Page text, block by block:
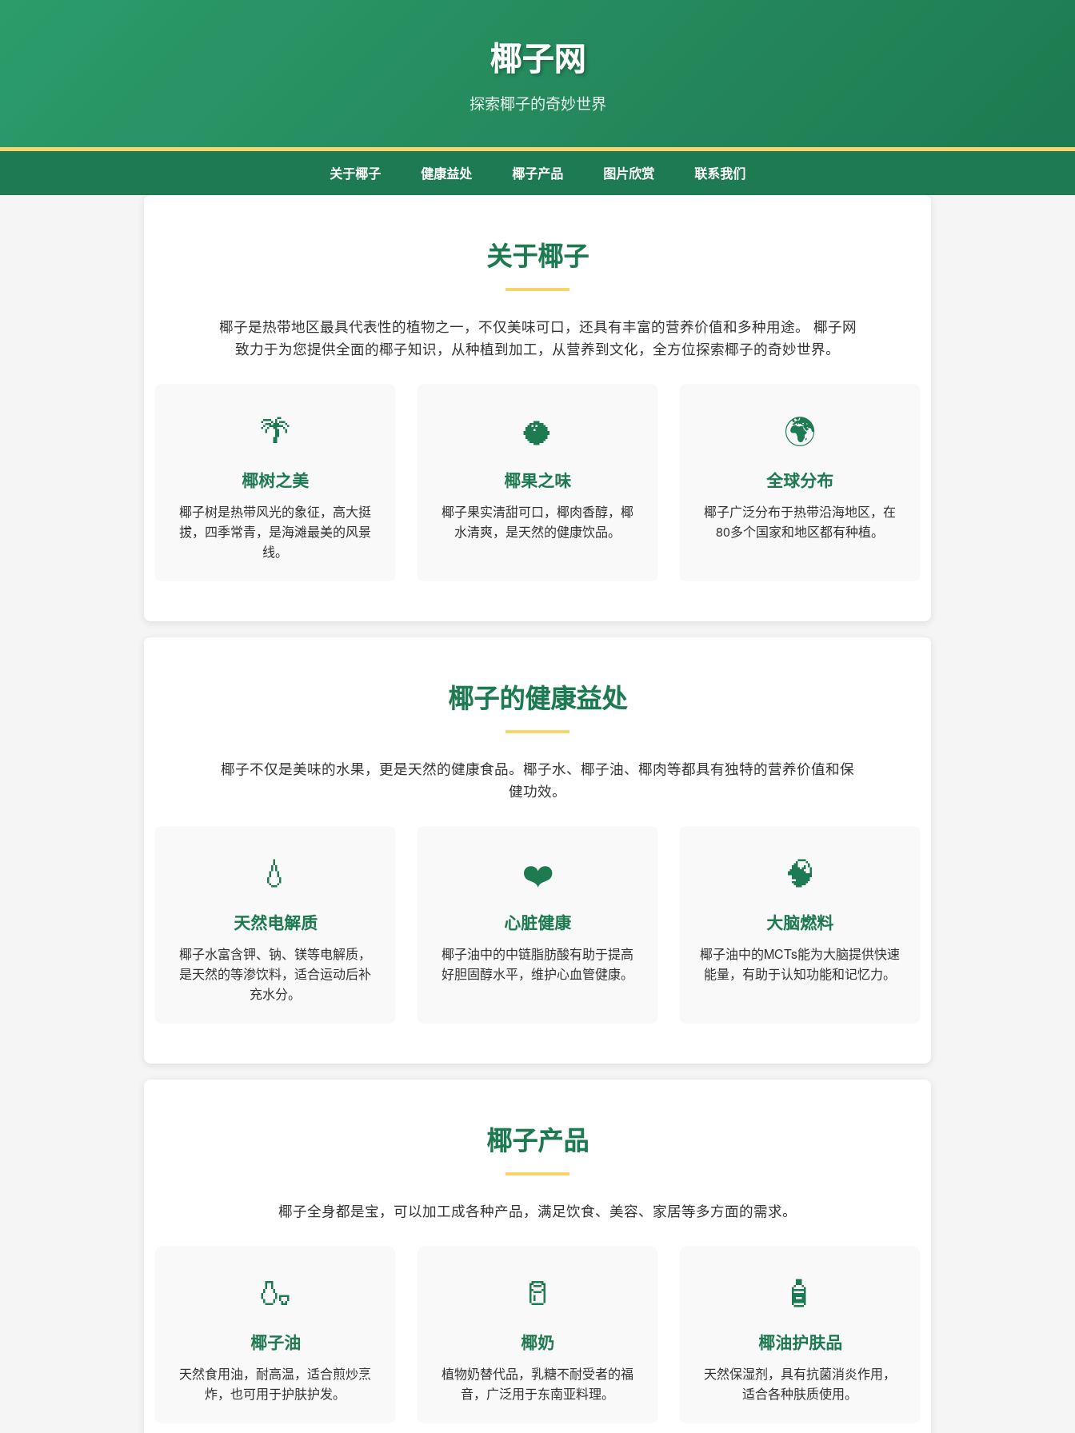
椰子网
探索椰子的奇妙世界
关于椰子 健康益处 椰子产品 图片欣赏 联系我们
关于椰子
椰子是热带地区最具代表性的植物之一，不仅美味可口，还具有丰富的营养价值和多种用途。 椰子网
致力于为您提供全面的椰子知识，从种植到加工，从营养到文化，全方位探索椰子的奇妙世界。
🌴
椰树之美
椰子树是热带风光的象征，高大挺
拔，四季常青，是海滩最美的风景
线。
🥥
椰果之味
椰子果实清甜可口，椰肉香醇，椰
水清爽，是天然的健康饮品。
🌍
全球分布
椰子广泛分布于热带沿海地区，在
80多个国家和地区都有种植。
椰子的健康益处
椰子不仅是美味的水果，更是天然的健康食品。椰子水、椰子油、椰肉等都具有独特的营养价值和保
健功效。
💧
天然电解质
椰子水富含钾、钠、镁等电解质，
是天然的等渗饮料，适合运动后补
充水分。
❤️
心脏健康
椰子油中的中链脂肪酸有助于提高
好胆固醇水平，维护心血管健康。
🧠
大脑燃料
椰子油中的MCTs能为大脑提供快速
能量，有助于认知功能和记忆力。
椰子产品
椰子全身都是宝，可以加工成各种产品，满足饮食、美容、家居等多方面的需求。
🍶
椰子油
天然食用油，耐高温，适合煎炒烹
炸，也可用于护肤护发。
🥛
椰奶
植物奶替代品，乳糖不耐受者的福
音，广泛用于东南亚料理。
🧴
椰油护肤品
天然保湿剂，具有抗菌消炎作用，
适合各种肤质使用。